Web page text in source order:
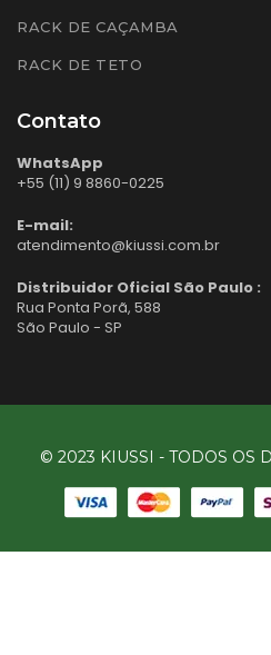
RACK DE CAÇAMBA
RACK DE TETO
Contato
WhatsApp
+55 (11) 9 8860-0225
E-mail:
atendimento@kiussi.com.br
Distribuidor Oficial São Paulo :
Rua Ponta Porã, 588
São Paulo - SP
© 2023 KIUSSI - TODOS OS